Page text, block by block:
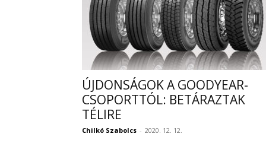
ÚJDONSÁGOK A GOODYEAR-
CSOPORTTÓL: BETÁRAZTAK
TÉLIRE
Chilkó Szabolcs - 2020. 12. 12.